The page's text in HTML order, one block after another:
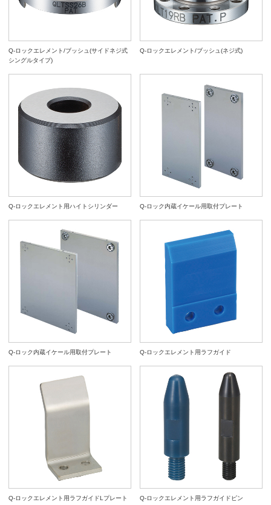
Q-ロックエレメント/ブッシュ(サイドネジ式
シングルタイプ)
Q-ロックエレメント/ブッシュ(ネジ式)
Q-ロックエレメント用ハイトシリンダー Q-ロック内蔵イケール用取付プレート
Q-ロック内蔵イケール用取付プレート Q-ロックエレメント用ラフガイド
Q-ロックエレメント用ラフガイドLプレート Q-ロックエレメント用ラフガイドピン